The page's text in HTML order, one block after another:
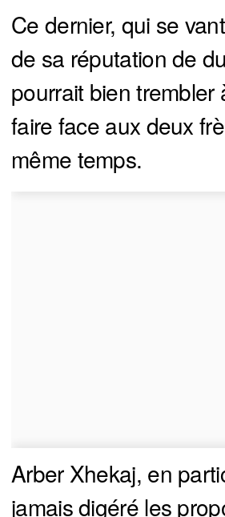
Ce dernier, qui se
de sa réputation de
pourrait bien trembler
faire face aux deux
même temps.
Arber Xhekaj, en
jamais digéré les